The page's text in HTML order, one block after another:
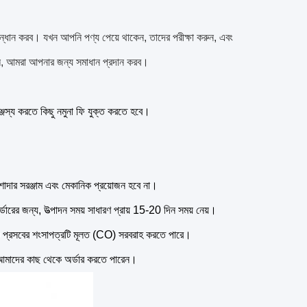
করব। যখন আপনি পণ্য পেয়ে থাকেন, তাদের পরীক্ষা করুন, এবং
আমরা আপনার জন্য সমাধান প্রদান করব।
করতে কিছু নমুনা ফি যুক্ত করতে হবে।
সরঞ্জাম এবং মেকানিক প্রয়োজন হবে না।
জন্য, উত্পাদন সময় সাধারণ প্রায় 15-20 দিন সময় নেয়।
শংসাপত্রটি মূলত (CO) সরবরাহ করতে পারে।
কাছ থেকে অর্ডার করতে পারেন।